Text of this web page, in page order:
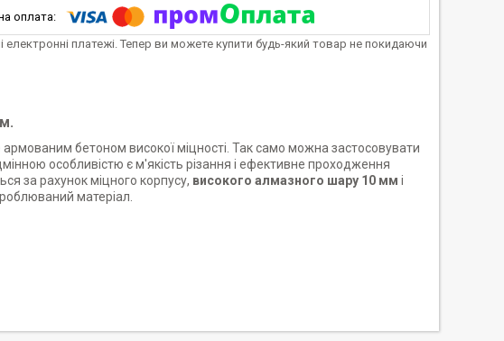
електронні платежі. Тепер ви можете купити будь-який товар не покидаючи
бетоном високої міцності. Так само можна застосовувати
особливістю є м'якість різання і ефективне проходження
за рахунок міцного корпусу, високого алмазного шару 10 мм і
матеріал.